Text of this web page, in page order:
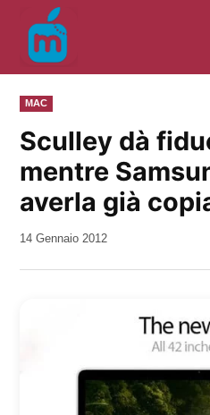
contenuto
PUBBLICATO
IN
MAC
Sculley dà
mentre
averla già
da
14 Gennaio 2012